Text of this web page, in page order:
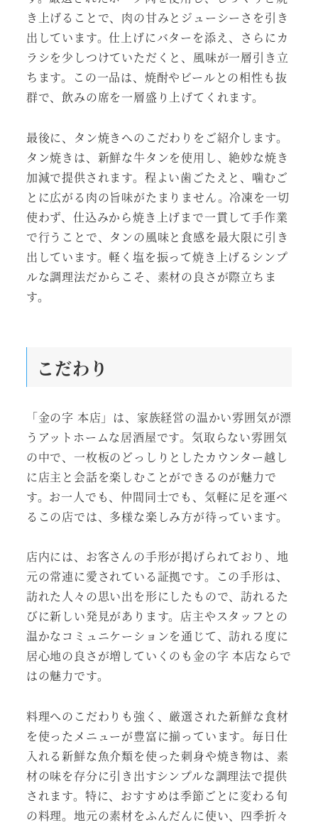
き上げることで、肉の甘みとジューシーさを引き
出しています。仕上げにバターを添え、さらにカ
ラシを少しつけていただくと、風味が一層引き立
ちます。この一品は、焼酎やビールとの相性も抜
群で、飲みの席を一層盛り上げてくれます。
最後に、タン焼きへのこだわりをご紹介します。
タン焼きは、新鮮な牛タンを使用し、絶妙な焼き
加減で提供されます。程よい歯ごたえと、噛むご
とに広がる肉の旨味がたまりません。冷凍を一切
使わず、仕込みから焼き上げまで一貫して手作業
で行うことで、タンの風味と食感を最大限に引き
出しています。軽く塩を振って焼き上げるシンプ
ルな調理法だからこそ、素材の良さが際立ちま
す。
こだわり
「金の字 本店」は、家族経営の温かい雰囲気が漂
うアットホームな居酒屋です。気取らない雰囲気
の中で、一枚板のどっしりとしたカウンター越し
に店主と会話を楽しむことができるのが魅力で
す。お一人でも、仲間同士でも、気軽に足を運べ
るこの店では、多様な楽しみ方が待っています。
店内には、お客さんの手形が掲げられており、地
元の常連に愛されている証拠です。この手形は、
訪れた人々の思い出を形にしたもので、訪れるた
びに新しい発見があります。店主やスタッフとの
温かなコミュニケーションを通じて、訪れる度に
居心地の良さが増していくのも金の字 本店ならで
はの魅力です。
料理へのこだわりも強く、厳選された新鮮な食材
を使ったメニューが豊富に揃っています。毎日仕
入れる新鮮な魚介類を使った刺身や焼き物は、素
材の味を存分に引き出すシンプルな調理法で提供
されます。特に、おすすめは季節ごとに変わる旬
の料理。地元の素材をふんだんに使い、四季折々